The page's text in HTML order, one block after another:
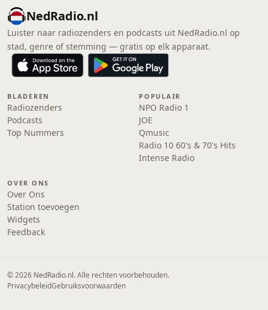
NedRadio.nl
Luister naar radiozenders en podcasts uit NedRadio.nl op
stad, genre of stemming — gratis op elk apparaat.
BLADEREN
Radiozenders
Podcasts
Top Nummers
POPULAIR
NPO Radio 1
JOE
Qmusic
Radio 10 60's & 70's Hits
Intense Radio
OVER ONS
Over Ons
Station toevoegen
Widgets
Feedback
© 2026 NedRadio.nl. Alle rechten voorbehouden.
PrivacybeleidGebruiksvoorwaarden